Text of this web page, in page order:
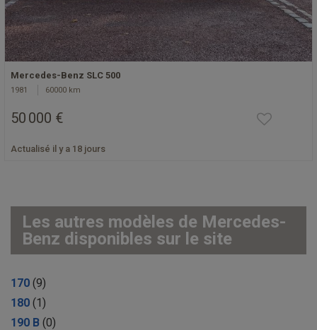
Mercedes-Benz SLC 500
1981 60000 km
50 000 €
Actualisé il y a 18 jours
Les autres modèles de Mercedes-
Benz disponibles sur le site
170 (9)
180 (1)
190 B (0)